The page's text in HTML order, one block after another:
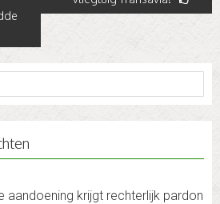
aandoening krijgt rechterlijk pardon